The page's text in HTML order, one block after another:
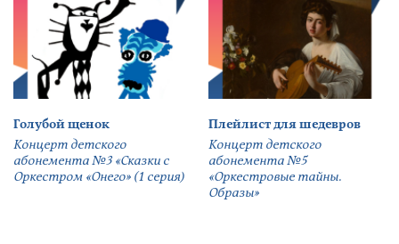
Голубой щенок
Концерт детского
абонемента №3 «Сказки с
Оркестром «Онего» (1 серия)
Плейлист для шедевров
Концерт детского
абонемента №5
«Оркестровые тайны.
Образы»